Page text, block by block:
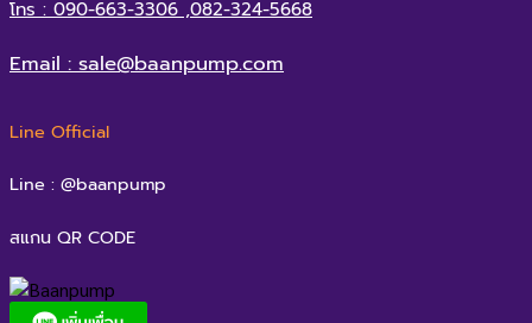
โทร : 090-663-3306 ,082-324-5668
Email : sale@baanpump.com
Line Official
Line : @baanpump
สแกน QR CODE